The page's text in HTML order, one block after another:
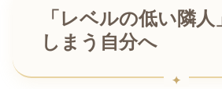
「レベルの低い隣
しまう自分へ